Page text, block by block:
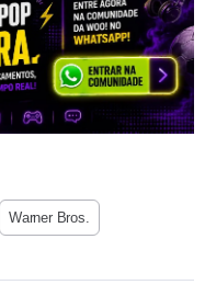
Warner Bros.